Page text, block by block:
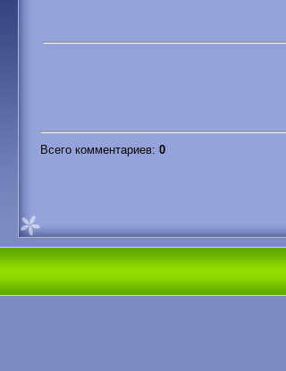
Всего комментариев: 0